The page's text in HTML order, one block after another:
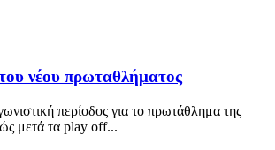
νέου πρωταθλήματος
περίοδος για το πρωτάθλημα της
μετά τα play off...